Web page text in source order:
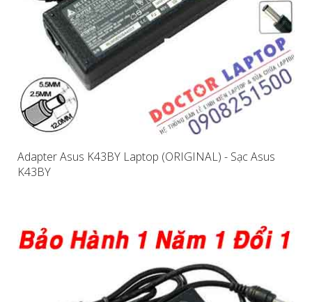
Adapter Asus K43BY Laptop (ORIGINAL) - Sạc Asus
K43BY